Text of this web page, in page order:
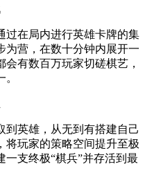
过在局内进行英雄卡牌的集
为营，在数十分钟内展开一
有数百万玩家切磋棋艺，
到英雄，从无到有搭建自己
将玩家的策略空间提升至极
一支终极“棋兵”并存活到最